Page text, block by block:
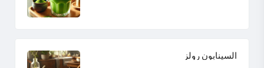
السينابون رولز